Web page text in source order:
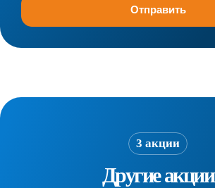
3 акции
Другие акции